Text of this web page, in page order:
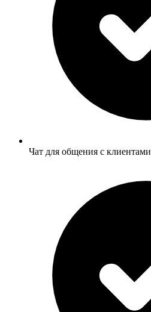
Чат для общения с клиентами